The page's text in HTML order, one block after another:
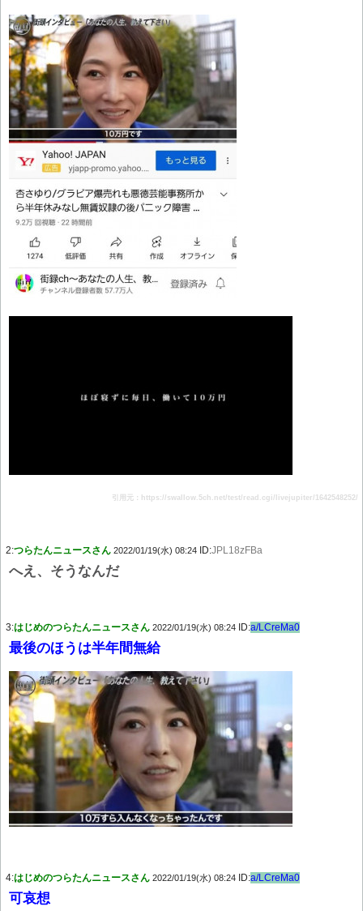
引用元：https://swallow.5ch.net/test/read.cgi/livejupiter/1642548252/
2:つらたんニュースさん 2022/01/19(水) 08:24 ID:JPL18zFBa
へえ、そうなんだ
3:はじめのつらたんニュースさん 2022/01/19(水) 08:24 ID:a/LCreMa0
最後のほうは半年間無給
4:はじめのつらたんニュースさん 2022/01/19(水) 08:24 ID:a/LCreMa0
可哀想